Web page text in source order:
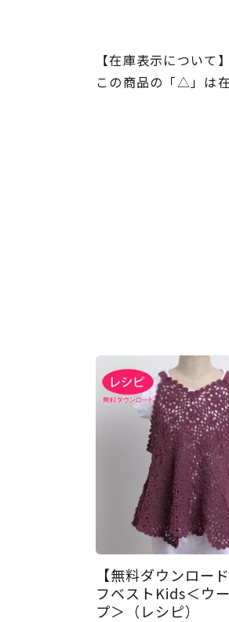
【在庫表示について】
この商品の「△」は
【無料ダウンロー
フベストKids＜ウ
プ＞（レシピ）